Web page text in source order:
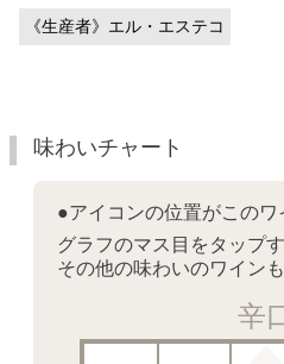
《生産者》エル・エステコ
味わいチャート
●アイコンの位置がこのワ
グラフのマス目をタップ
その他の味わいのワイン
辛